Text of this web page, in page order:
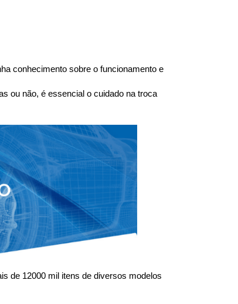
conhecimento sobre o funcionamento e
ou não, é essencial o cuidado na troca
de 12000 mil itens de diversos modelos